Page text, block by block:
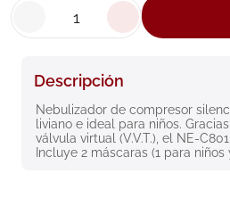
Descripción
Nebulizador de compresor
liviano e ideal para niños.
válvula virtual (V.V.T.), el NE-
Incluye 2 máscaras (1 para niños
cerave
7. megacistin
8. roche posay
9. isdin